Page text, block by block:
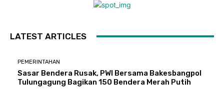
LATEST ARTICLES
PEMERINTAHAN
Sasar Bendera Rusak, PWI Bersama Bakesbangpol
Tulungagung Bagikan 150 Bendera Merah Putih